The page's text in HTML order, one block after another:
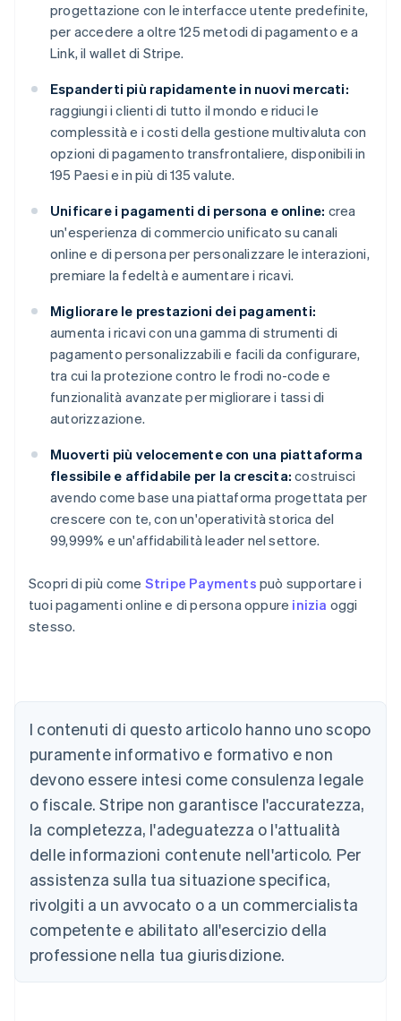
progettazione con le interfacce utente predefinite,
per accedere a oltre 125 metodi di pagamento e a
Link, il wallet di Stripe.
Espanderti più rapidamente in nuovi mercati:
raggiungi i clienti di tutto il mondo e riduci le
complessità e i costi della gestione multivaluta con
opzioni di pagamento transfrontaliere, disponibili in
195 Paesi e in più di 135 valute.
Unificare i pagamenti di persona e online: crea
un'esperienza di commercio unificato su canali
online e di persona per personalizzare le interazioni,
premiare la fedeltà e aumentare i ricavi.
Migliorare le prestazioni dei pagamenti:
aumenta i ricavi con una gamma di strumenti di
pagamento personalizzabili e facili da configurare,
tra cui la protezione contro le frodi no-code e
funzionalità avanzate per migliorare i tassi di
autorizzazione.
Muoverti più velocemente con una piattaforma
flessibile e affidabile per la crescita: costruisci
avendo come base una piattaforma progettata per
crescere con te, con un'operatività storica del
99,999% e un'affidabilità leader nel settore.
Scopri di più come Stripe Payments può supportare i
tuoi pagamenti online e di persona oppure inizia oggi
stesso.
I contenuti di questo articolo hanno uno scopo
puramente informativo e formativo e non
devono essere intesi come consulenza legale
o fiscale. Stripe non garantisce l'accuratezza,
la completezza, l'adeguatezza o l'attualità
delle informazioni contenute nell'articolo. Per
assistenza sulla tua situazione specifica,
rivolgiti a un avvocato o a un commercialista
competente e abilitato all'esercizio della
professione nella tua giurisdizione.
English
Austria
Deutsch English
Belgio
NederlandsFrançaisDeutschEnglish
PortuguêsEnglish
Bulgaria
English
Canada
English Français
Cina continentale
Cipro
English